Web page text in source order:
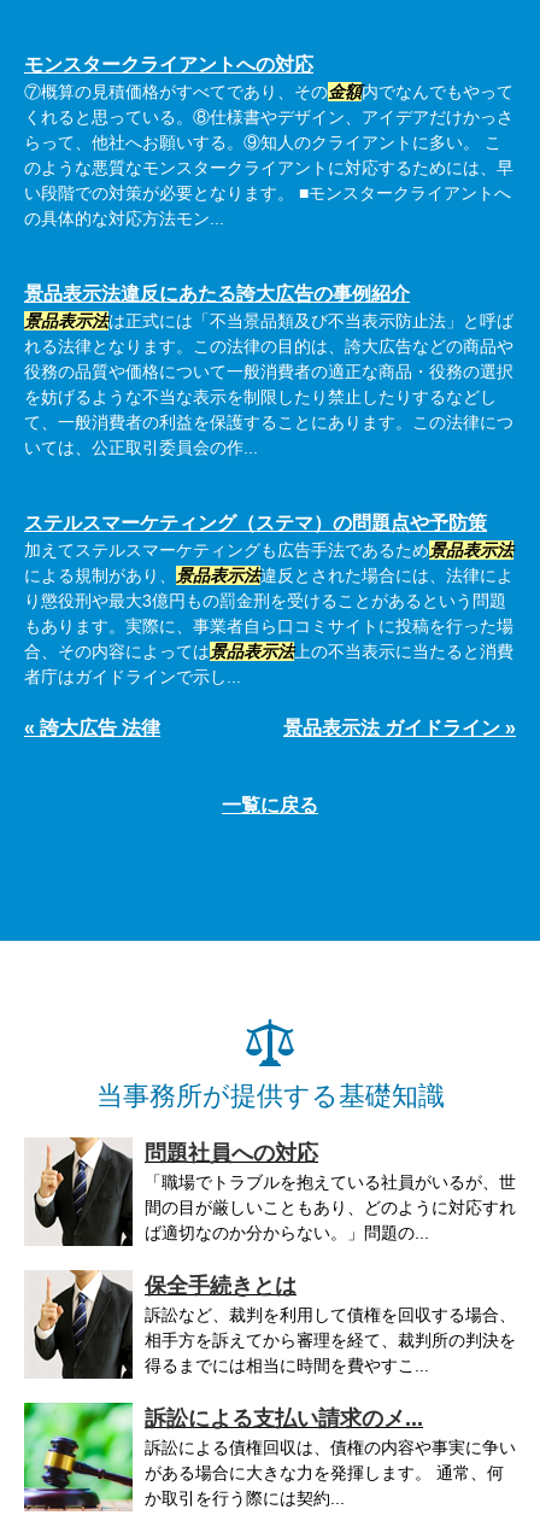
モンスタークライアントへの対応
⑦概算の見積価格がすべてであり、その金額内でなんでもやって
くれると思っている。⑧仕様書やデザイン、アイデアだけかっさ
らって、他社へお願いする。⑨知人のクライアントに多い。 こ
のような悪質なモンスタークライアントに対応するためには、早
い段階での対策が必要となります。 ■モンスタークライアントへ
の具体的な対応方法モン...
景品表示法違反にあたる誇大広告の事例紹介
景品表示法は正式には「不当景品類及び不当表示防止法」と呼ば
れる法律となります。この法律の目的は、誇大広告などの商品や
役務の品質や価格について一般消費者の適正な商品・役務の選択
を妨げるような不当な表示を制限したり禁止したりするなどし
て、一般消費者の利益を保護することにあります。この法律につ
いては、公正取引委員会の作...
ステルスマーケティング（ステマ）の問題点や予防策
加えてステルスマーケティングも広告手法であるため景品表示法
による規制があり、 景品表示法違反とされた場合には、法律によ
り懲役刑や最大3億円もの罰金刑を受けることがあるという問題
もあります。実際に、事業者自ら口コミサイトに投稿を行った場
合、その内容によっては景品表示法上の不当表示に当たると消費
者庁はガイドラインで示し...
« 誇大広告 法律 景品表示法 ガイドライン »
一覧に戻る
当事務所が提供する基礎知識
問題社員への対応
「職場でトラブルを抱えている社員がいるが、世
間の目が厳しいこともあり、どのように対応すれ
ば適切なのか分からない。」問題の...
保全手続きとは
訴訟など、裁判を利用して債権を回収する場合、
相手方を訴えてから審理を経て、裁判所の判決を
得るまでには相当に時間を費やすこ...
訴訟による支払い請求のメ...
訴訟による債権回収は、債権の内容や事実に争い
がある場合に大きな力を発揮します。 通常、何
か取引を行う際には契約...